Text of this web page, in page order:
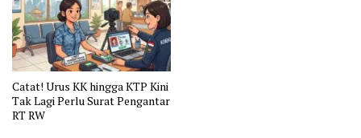
Catat! Urus KK hingga KTP Kini
Tak Lagi Perlu Surat Pengantar
RT RW